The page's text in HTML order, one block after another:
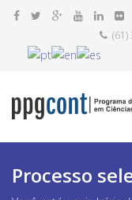
(61)
Processo